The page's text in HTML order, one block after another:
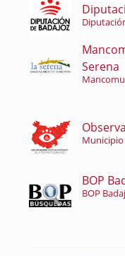
Serena
Municipio
BOP
BOP